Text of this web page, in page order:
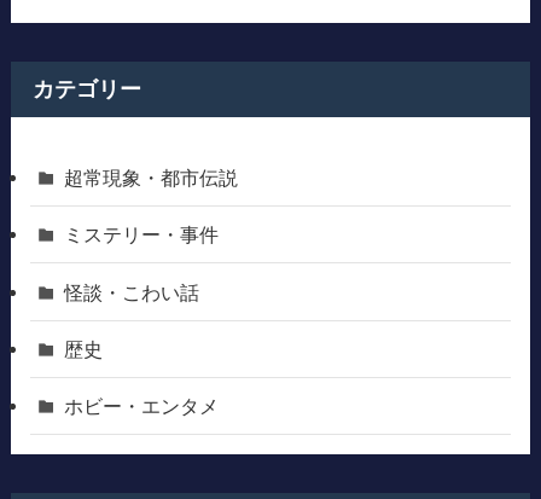
カテゴリー
超常現象・都市伝説
ミステリー・事件
怪談・こわい話
歴史
ホビー・エンタメ